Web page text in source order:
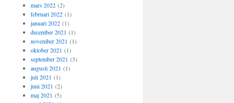
mars 2022(2)
februari 2022(1)
januari 2022(1)
december 2021 (1)
november 2021 (1)
oktober 2021 (1)
september 2021 (3)
augusti 2021 (1)
juli 2021 (1)
juni 2021 (2)
maj 2021 (5)